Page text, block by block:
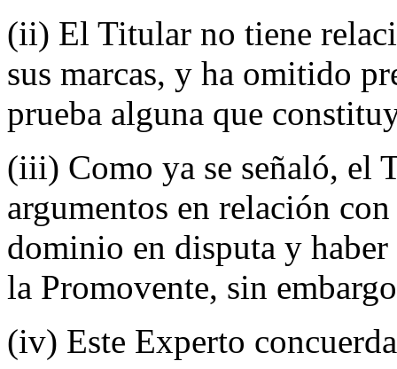
(ii) El Titular no tiene
sus marcas, y ha omitido
prueba alguna que
(iii) Como ya se señaló, el
argumentos en relación
dominio en disputa y haber
la Promovente, sin
(iv) Este Experto